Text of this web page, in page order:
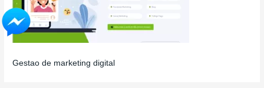
Gestao de marketing digital